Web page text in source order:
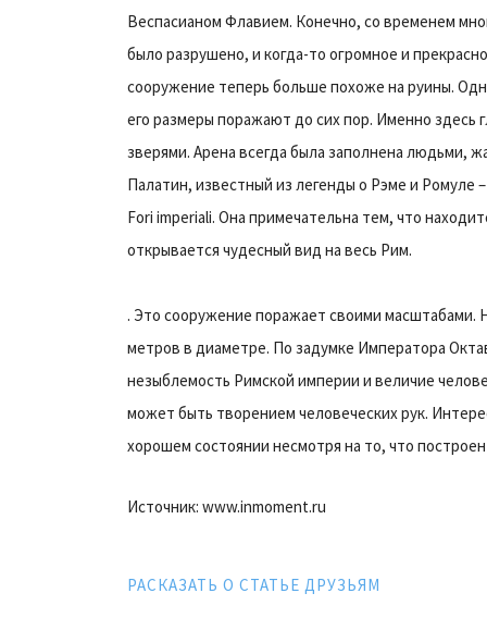
Веспасианом Флавием. Конечно, со временем
было разрушено, и когда-то огромное и
сооружение теперь больше похоже на руины.
его размеры поражают до сих пор. Именно здесь
зверями. Арена всегда была заполнена людьми,
Палатин, известный из легенды о Рэме и Ромуле
Fori imperiali. Она примечательна тем, что
открывается чудесный вид на весь Рим.
. Это сооружение поражает своими масштабами.
метров в диаметре. По задумке Императора
незыблемость Римской империи и величие
может быть творением человеческих рук.
хорошем состоянии несмотря на то, что
Источник: www.inmoment.ru
РАСКАЗАТЬ О СТАТЬЕ ДРУЗЬЯМ